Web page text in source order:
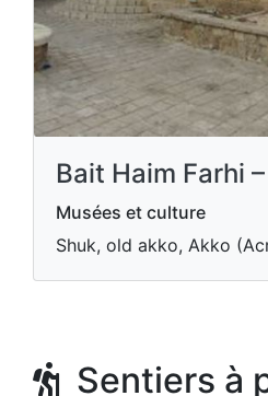
Bait Haim Farhi
Musées et culture
Shuk, old akko, Akko
Sentiers à